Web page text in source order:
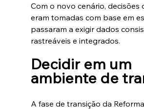
Com o novo cenário, decisões
eram tomadas com base em
passaram a exigir dados
rastreáveis e integrados.
Decidir em um
ambiente de
A fase de transição da